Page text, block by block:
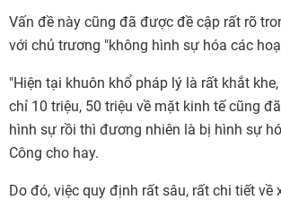
Vấn đề này cũng đã được đề cập rất rõ
với chủ trương "không hình sự hóa các
"Hiện tại khuôn khổ pháp lý là rất khắt
chỉ 10 triệu, 50 triệu về mặt kinh tế cũng
hình sự rồi thì đương nhiên là bị hình sự
Công cho hay.
Do đó, việc quy định rất sâu, rất chi tiết về